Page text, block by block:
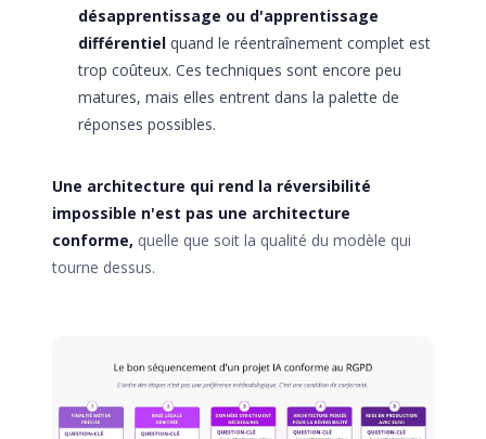
désapprentissage ou d'apprentissage
différentiel quand le réentraînement complet est
trop coûteux. Ces techniques sont encore peu
matures, mais elles entrent dans la palette de
réponses possibles.
Une architecture qui rend la réversibilité
impossible n'est pas une architecture
conforme, quelle que soit la qualité du modèle qui
tourne dessus.